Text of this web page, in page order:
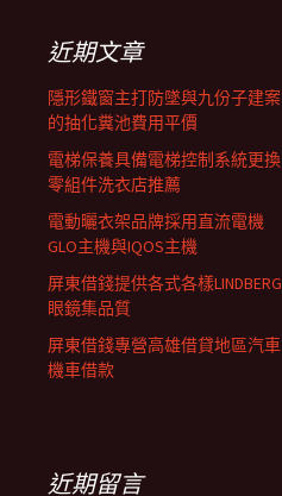
列近期文章
隱形鐵窗主打防墜與九份子建案
的抽化糞池費用平價
電梯保養具備電梯控制系統更換
零組件洗衣店推薦
電動曬衣架品牌採用直流電機
GLO主機與IQOS主機
屏東借錢提供各式各樣LINDBERG
眼鏡集品質
屏東借錢專營高雄借貸地區汽車
機車借款
近期留言